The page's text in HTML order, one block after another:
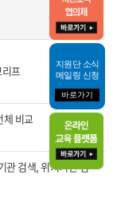
프
체 비교
관 검색, 위치기반 검
지원단 소식
메일링 신청
바로가기